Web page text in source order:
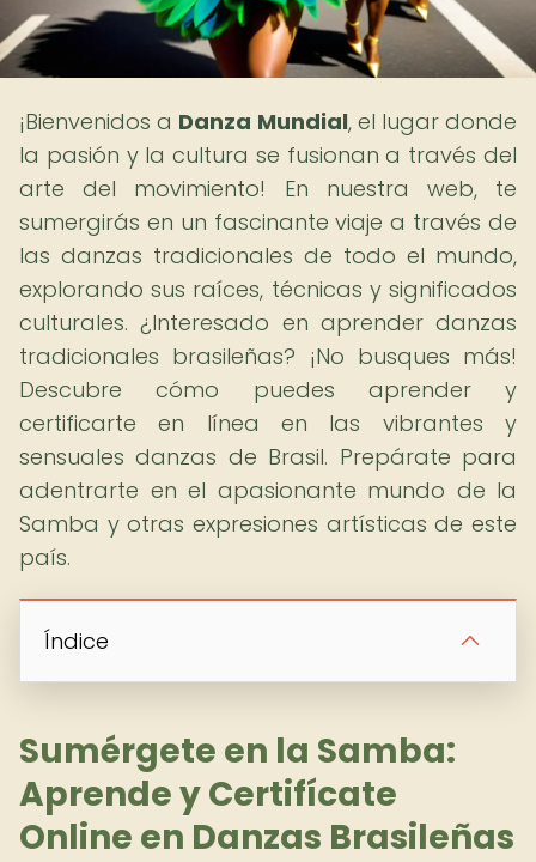
¡Bienvenidos a Danza Mundial, el lugar donde
la pasión y la cultura se fusionan a través del
arte del movimiento! En nuestra web, te
sumergirás en un fascinante viaje a través de
las danzas tradicionales de todo el mundo,
explorando sus raíces, técnicas y significados
culturales. ¿Interesado en aprender danzas
tradicionales brasileñas? ¡No busques más!
Descubre cómo puedes aprender y
certificarte en línea en las vibrantes y
sensuales danzas de Brasil. Prepárate para
adentrarte en el apasionante mundo de la
Samba y otras expresiones artísticas de este
país.
Índice
Sumérgete en la Samba:
Aprende y Certifícate
Online en Danzas Brasileñas